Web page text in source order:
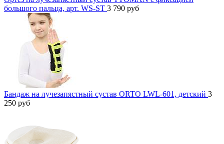
большого пальца, арт. WS-ST 3 790 руб
Бандаж на лучезапястный сустав ORTO LWL-601, детский 3
250 руб